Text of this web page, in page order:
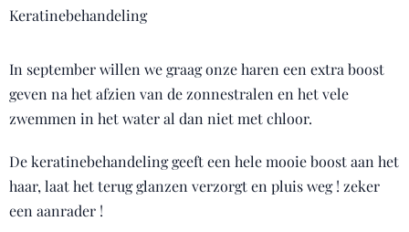
Keratinebehandeling
In september willen we graag onze haren een extra boost
geven na het afzien van de zonnestralen en het vele
zwemmen in het water al dan niet met chloor.
De keratinebehandeling geeft een hele mooie boost aan het
haar, laat het terug glanzen verzorgt en pluis weg ! zeker
een aanrader !